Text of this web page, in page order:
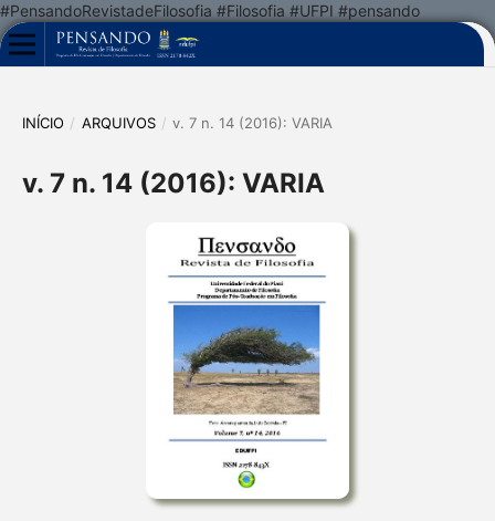
#PensandoRevistadeFilosofia #Filosofia #UFPI #pensando
INÍCIO / ARQUIVOS / v. 7 n. 14 (2016): VARIA
v. 7 n. 14 (2016): VARIA